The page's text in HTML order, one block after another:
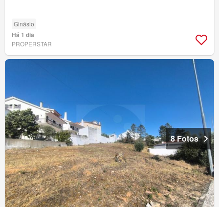
Ginásio
Há 1 dia
PROPERSTAR
8 Fotos